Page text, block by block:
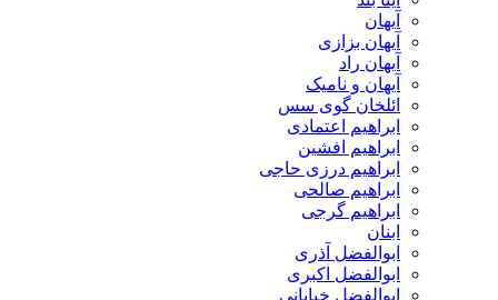
آیهان
آیهان بزازی
آیهان راد
آیهان و نامیک
ائلخان گوی سس
ابراهیم اعتمادی
ابراهیم افشین
ابراهیم درزی حاجی
ابراهیم صالحی
ابراهیم گرجی
ابنان
ابوالفضل آذری
ابوالفضل اکبری
ابوالفضل خیابانی